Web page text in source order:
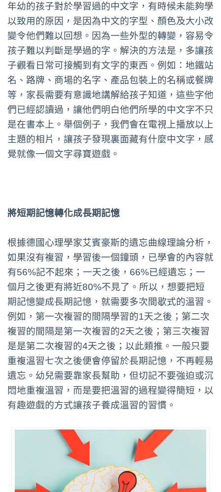
年幼的孩子對於學習過的中文字，有時候未能夠學
以致用的原因，是因為中文的字型、顏色及大小改
變令他們難以回想。因為一些外型的轉變，容易令
孩子難以判斷是學過的字。解決的方法是，多讓孩
子觀看日常可接觸到有文字的東西。例如：地鐵站
名、路牌、商場的名字、產品包裝上的名稱或餐牌
等，家長需要有意識地講解給孩子知道，這些字他
們已經認讀過，讓他們明白他們所學的中文字不只
是在書本上。舉個例子，我們會在電視上播放以上
主題的相片，讓孩子發現裏面藏有什麼中文字，感
覺就像一個文字尋寶遊戲。
將短期記憶轉化成長期記憶
根據德國心理學家艾賓豪斯的遺忘曲線理論分析，
如果沒有複習，學習後一個鐘頭，已學會的內容就
有56%記不起來；一天之後，66%已經遺忘；一
個月之後更有將近80%不見了。所以，想要把短
期記憶變成長期記憶，就需要多次間歇式的溫習。
例如，第一次複習的間隔學習的1天之後；第二次
複習的間隔是第一次複習的2天之後；第三次複習
是是第二次複習的4天之後；以此類推。一般只要
重複溫習七次之後便會停留於長期記憶，不再輕易
遺忘。幼兒需要靠家長幫助，但切記不要強迫或沉
悶地重複溫習，而是要把溫習的過程變得簡短，以
有趣遊戲的方式讓孩子養成溫習的習慣。